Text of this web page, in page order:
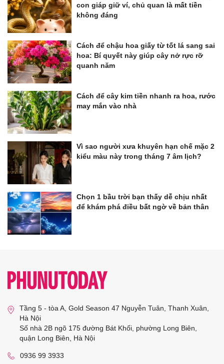
con giáp giữ ví, chủ quan là mất tiền
không đáng
Cách để chậu hoa giấy từ tốt lá sang sai
hoa: Bí quyết này giúp cây nở rực rỡ
quanh năm
Cách để cây kim tiền nhanh ra hoa, rước
may mắn vào nhà
Vì sao người xưa khuyên hạn chế mặc 2
kiểu màu này trong tháng 7 âm lịch?
Chọn 1 bầu trời bạn thấy dễ chịu nhất
để khám phá điều bất ngờ về bản thân
Tầng 5 - tòa A, Gold Season 47 Nguyễn Tuân, Thanh Xuân,
Hà Nội
Số nhà 2B ngõ 175 đường Bát Khối, phường Long Biên,
quận Long Biên, Hà Nội
0936 99 3933